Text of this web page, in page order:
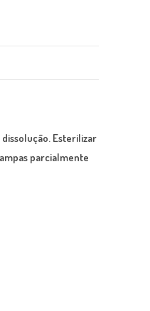
Esterilizar
parcialmente